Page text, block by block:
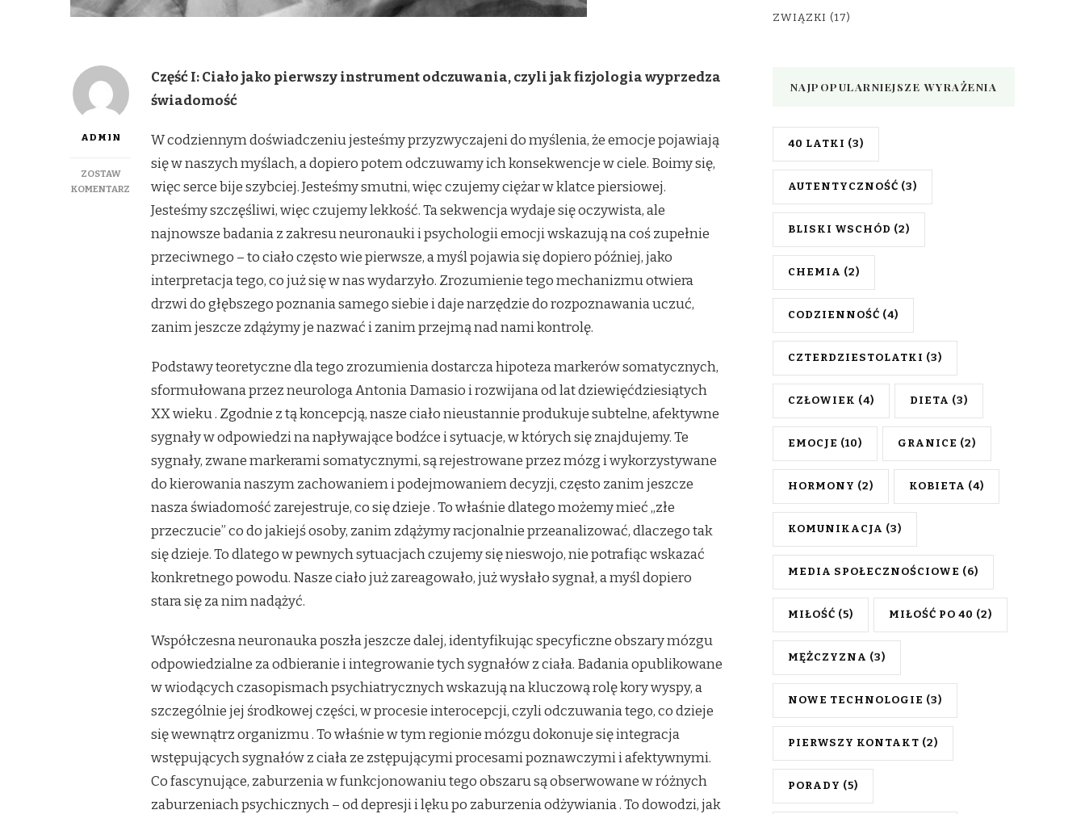
ADMIN
ZOSTAW
KOMENTARZ
EMOCJE
CIAŁO
ROZPOZNAĆ
UCZUCIA,
ZANIM
POJAWIĄ
MYŚLACH
Część I: Ciało jako pierwszy instrument odczuwania, czyli jak fizjologia wyprzedza
świadomość
W codziennym doświadczeniu jesteśmy przyzwyczajeni do myślenia, że emocje pojawiają
się w naszych myślach, a dopiero potem odczuwamy ich konsekwencje w ciele. Boimy się,
więc serce bije szybciej. Jesteśmy smutni, więc czujemy ciężar w klatce piersiowej.
Jesteśmy szczęśliwi, więc czujemy lekkość. Ta sekwencja wydaje się oczywista, ale
najnowsze badania z zakresu neuronauki i psychologii emocji wskazują na coś zupełnie
przeciwnego – to ciało często wie pierwsze, a myśl pojawia się dopiero później, jako
interpretacja tego, co już się w nas wydarzyło. Zrozumienie tego mechanizmu otwiera
drzwi do głębszego poznania samego siebie i daje narzędzie do rozpoznawania uczuć,
zanim jeszcze zdążymy je nazwać i zanim przejmą nad nami kontrolę.
Podstawy teoretyczne dla tego zrozumienia dostarcza hipoteza markerów somatycznych,
sformułowana przez neurologa Antonia Damasio i rozwijana od lat dziewięćdziesiątych
XX wieku. Zgodnie z tą koncepcją, nasze ciało nieustannie produkuje subtelne, afektywne
sygnały w odpowiedzi na napływające bodźce i sytuacje, w których się znajdujemy. Te
sygnały, zwane markerami somatycznymi, są rejestrowane przez mózg i wykorzystywane
do kierowania naszym zachowaniem i podejmowaniem decyzji, często zanim jeszcze
nasza świadomość zarejestruje, co się dzieje. To właśnie dlatego możemy mieć „złe
przeczucie” co do jakiejś osoby, zanim zdążymy racjonalnie przeanalizować, dlaczego tak
się dzieje. To dlatego w pewnych sytuacjach czujemy się nieswojo, nie potrafiąc wskazać
konkretnego powodu. Nasze ciało już zareagowało, już wysłało sygnał, a myśl dopiero
stara się za nim nadążyć.
Współczesna neuronauka poszła jeszcze dalej, identyfikując specyficzne obszary mózgu
odpowiedzialne za odbieranie i integrowanie tych sygnałów z ciała. Badania opublikowane
w wiodących czasopismach psychiatrycznych wskazują na kluczową rolę kory wyspy, a
szczególnie jej środkowej części, w procesie interocepcji, czyli odczuwania tego, co dzieje
się wewnątrz organizmu. To właśnie w tym regionie mózgu dokonuje się integracja
wstępujących sygnałów z ciała ze zstępującymi procesami poznawczymi i afektywnymi.
Co fascynujące, zaburzenia w funkcjonowaniu tego obszaru są obserwowane w różnych
zaburzeniach psychicznych – od depresji i lęku po zaburzenia odżywiania. To dowodzi, jak
ZWIĄZKI (17)
NAJPOPULARNIEJSZE WYRAŻENIA
40 LATKI (3)
AUTENTYCZNOŚĆ (3)
BLISKI WSCHÓD (2)
CHEMIA (2)
CODZIENNOŚĆ (4)
CZTERDZIESTOLATKI (3)
CZŁOWIEK (4) DIETA (3)
EMOCJE (10) GRANICE (2)
HORMONY (2) KOBIETA (4)
KOMUNIKACJA (3)
MEDIA SPOŁECZNOŚCIOWE (6)
MIŁOŚĆ (5) MIŁOŚĆ PO 40 (2)
MĘŻCZYZNA (3)
NOWE TECHNOLOGIE (3)
PIERWSZY KONTAKT (2)
PORADY (5)